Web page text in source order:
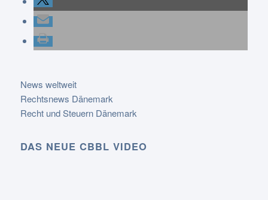
News weltweit
Rechtsnews Dänemark
Recht und Steuern Dänemark
DAS NEUE CBBL VIDEO